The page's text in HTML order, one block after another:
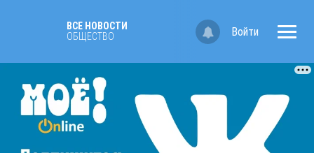
ВСЕ НОВОСТИ
ОБЩЕСТВО
Войти